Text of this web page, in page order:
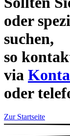
oder
suchen,
so
via
oder
Zur Startseite